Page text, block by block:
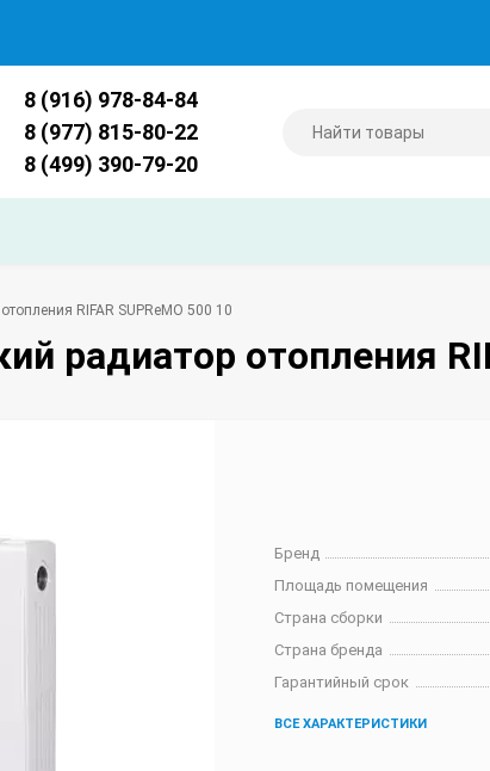
8 (916) 978-84-84
8 (977) 815-80-22
8 (499) 390-79-20
RIFAR SUPReMO 500 10
радиатор отопления
Бренд
Площадь помещения
Страна сборки
Страна бренда
Гарантийный срок
ВСЕ ХАРАКТЕРИСТИКИ